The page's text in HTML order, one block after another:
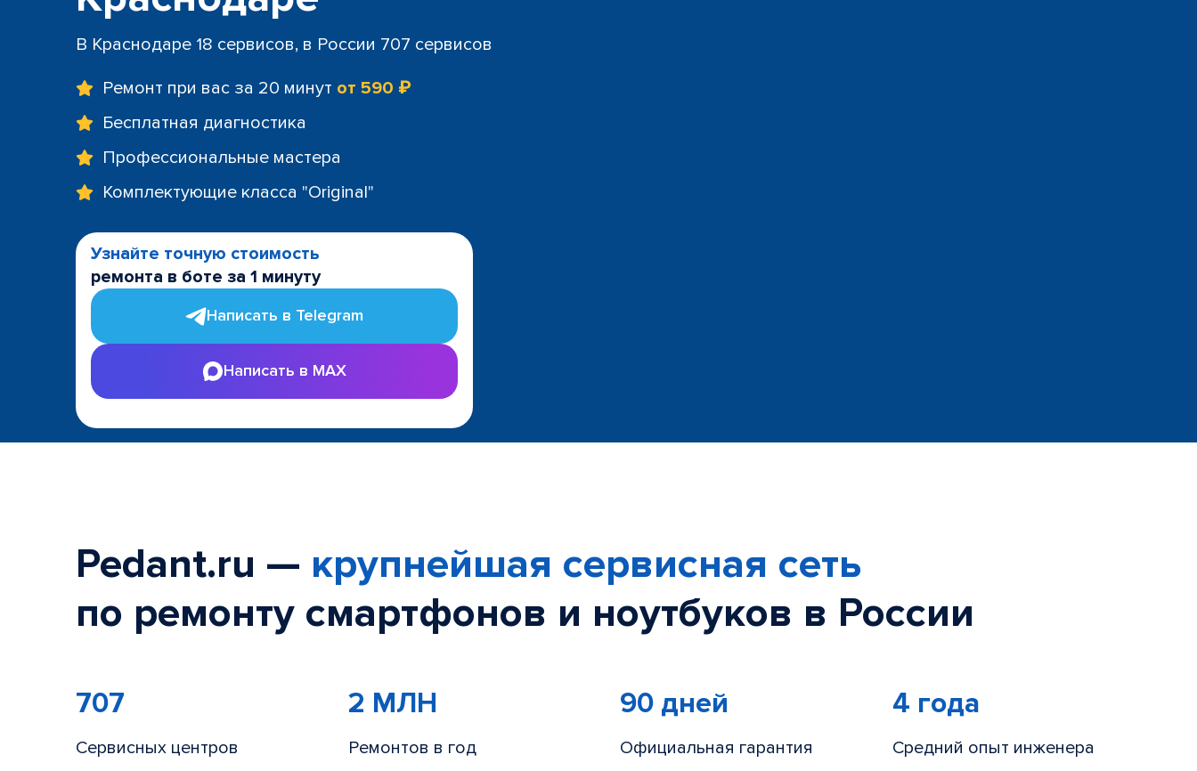
В Краснодаре 18 сервисов, в России 707 сервисов
Ремонт при вас за 20 минут от 590 ₽
Бесплатная диагностика
Профессиональные мастера
Комплектующие класса "Original"
Узнайте точную стоимость
ремонта в боте за 1 минуту
Написать в Telegram
Написать в MAX
Pedant.ru — крупнейшая сервисная сеть
по ремонту смартфонов и ноутбуков в России
707
Сервисных центров
2 МЛН
Ремонтов в год
90 дней
Официальная гарантия
4 года
Средний опыт инженера